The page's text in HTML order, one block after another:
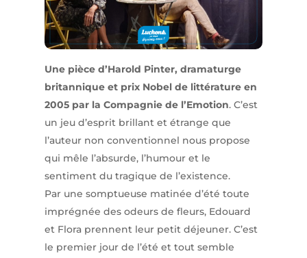
Une pièce d’Harold Pinter, dramaturge
britannique et prix Nobel de littérature en
2005 par la Compagnie de l’Emotion. C’est
un jeu d’esprit brillant et étrange que
l’auteur non conventionnel nous propose
qui mêle l’absurde, l’humour et le
sentiment du tragique de l’existence.
Par une somptueuse matinée d’été toute
imprégnée des odeurs de fleurs, Edouard
et Flora prennent leur petit déjeuner. C’est
le premier jour de l’été et tout semble